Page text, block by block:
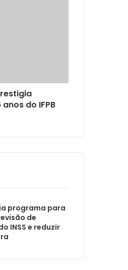
de crianças
do IFPB
programa para
de
INSS e reduzir